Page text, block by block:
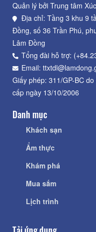
Quản lý bởi Trung tâm
Địa chỉ: Tầng 3 khu 9
Đồng, số 36 Trần Phú,
Lâm Đồng
Tổng đài hỗ trợ:
Email:
Giấy phép: 311/GP-BC
cấp ngày 13/10/2006
Danh mục
Khách sạn
Ẩm thực
Khám phá
Mua sắm
Lịch trình